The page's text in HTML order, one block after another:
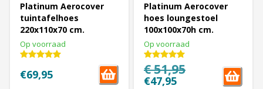
Platinum Aerocover
tuintafelhoes
220x110x70 cm.
Op voorraad
€69,95
Platinum Aerocover
hoes loungestoel
100x100x70h cm.
Op voorraad
€ 51,95
€47,95